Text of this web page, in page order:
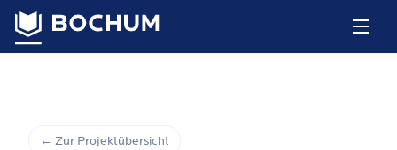
← Zur Projektübersicht